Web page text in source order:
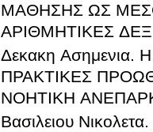
ΜΑΘΗΣΗΣ ΩΣ
ΑΡΙΘΜΗΤΙΚΕΣ
Δεκακη
ΠΡΑΚΤΙΚΕΣ
ΝΟΗΤΙΚΗ
Βασιλειου